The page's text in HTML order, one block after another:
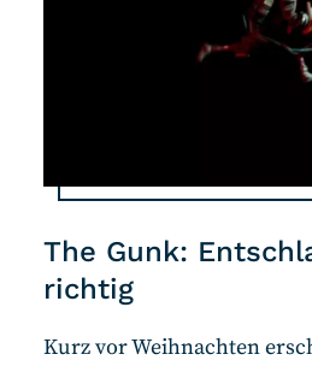
The Gunk:
richtig
Kurz vor Weihnachten